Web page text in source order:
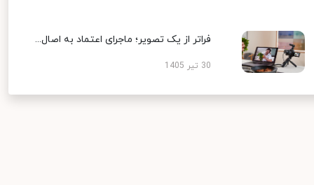
فراتر از یک تصویر؛ ماجرای اعتماد به اصال...
30 تیر 1405